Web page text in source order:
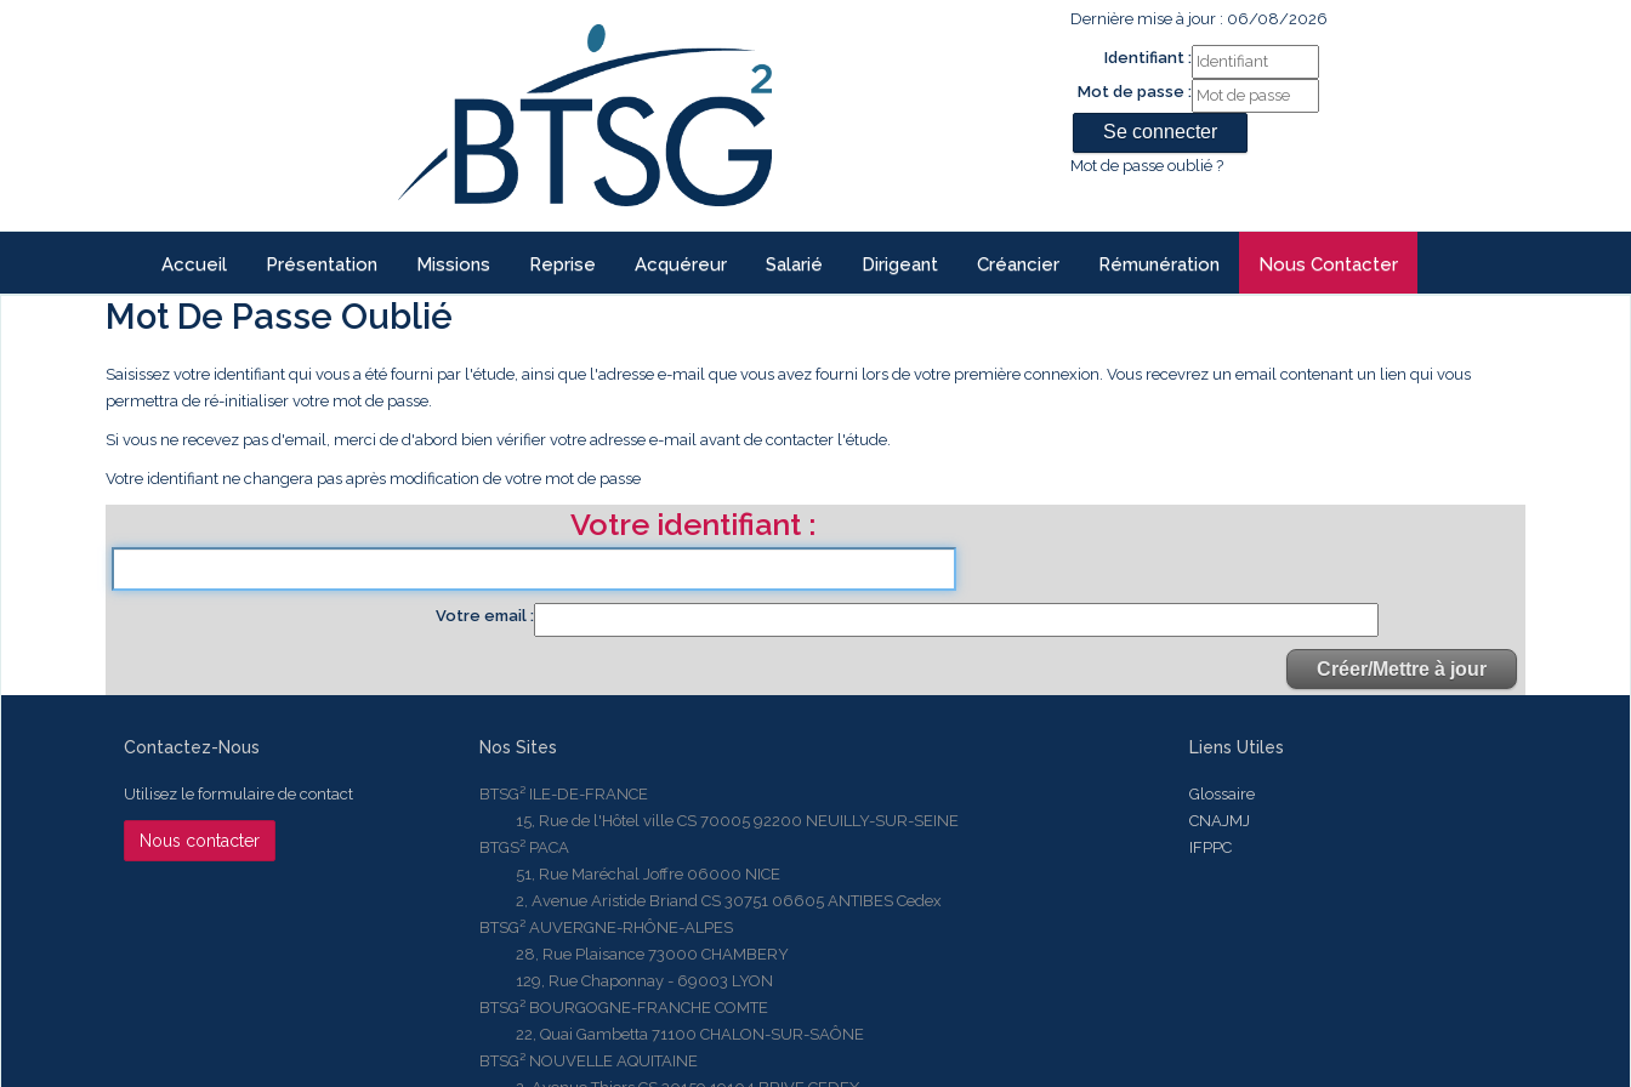
Dernière mise à jour : 06/08/2026
Identifiant :
Mot de passe :
Mot de passe oublié ?
Accueil Présentation Missions Reprise Acquéreur Salarié Dirigeant Créancier Rémunération Nous Contacter
Mot De Passe Oublié
Saisissez votre identifiant qui vous a été fourni par l'étude, ainsi que l'adresse e-mail que vous avez fourni lors de votre première connexion. Vous recevrez un email contenant un lien qui vous
permettra de ré-initialiser votre mot de passe.
Si vous ne recevez pas d'email, merci de d'abord bien vérifier votre adresse e-mail avant de contacter l'étude.
Votre identifiant ne changera pas après modification de votre mot de passe
Votre identifiant
Votre email
Contactez-Nous
Utilisez le formulaire de contact
Nous contacter
Nos Sites
BTSG² ILE-DE-FRANCE
15, Rue de l'Hôtel ville CS 70005 92200 NEUILLY-SUR-SEINE
BTGS² PACA
51, Rue Maréchal Joffre 06000 NICE
2, Avenue Aristide Briand CS 30751 06605 ANTIBES Cedex
BTSG² AUVERGNE-RHÔNE-ALPES
28, Rue Plaisance 73000 CHAMBERY
129, Rue Chaponnay - 69003 LYON
BTSG² BOURGOGNE-FRANCHE COMTE
22, Quai Gambetta 71100 CHALON-SUR-SAÔNE
BTSG² NOUVELLE AQUITAINE
Liens Utiles
Glossaire
CNAJMJ
IFPPC